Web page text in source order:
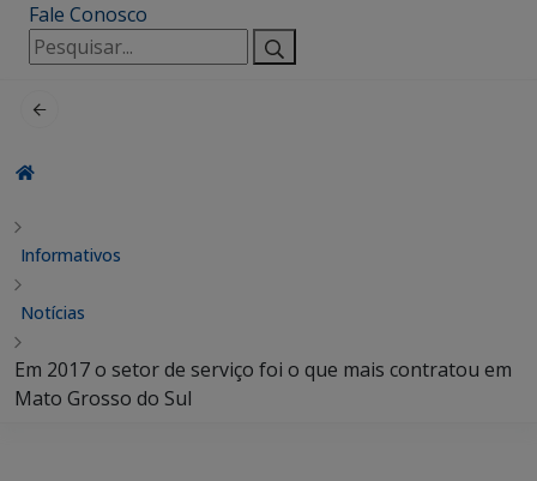
Fale Conosco
Pesquisar
por:
Informativos
Notícias
Em 2017 o setor de serviço foi o que mais contratou em
Mato Grosso do Sul